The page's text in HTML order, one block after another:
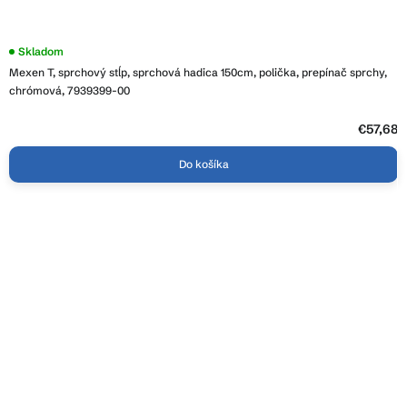
Mexen T, sprchový stĺp, sprchová hadica 150cm, polička, prepínač sprchy,
chrómová, 7939399-00
Skladom
€57,68
Do košíka